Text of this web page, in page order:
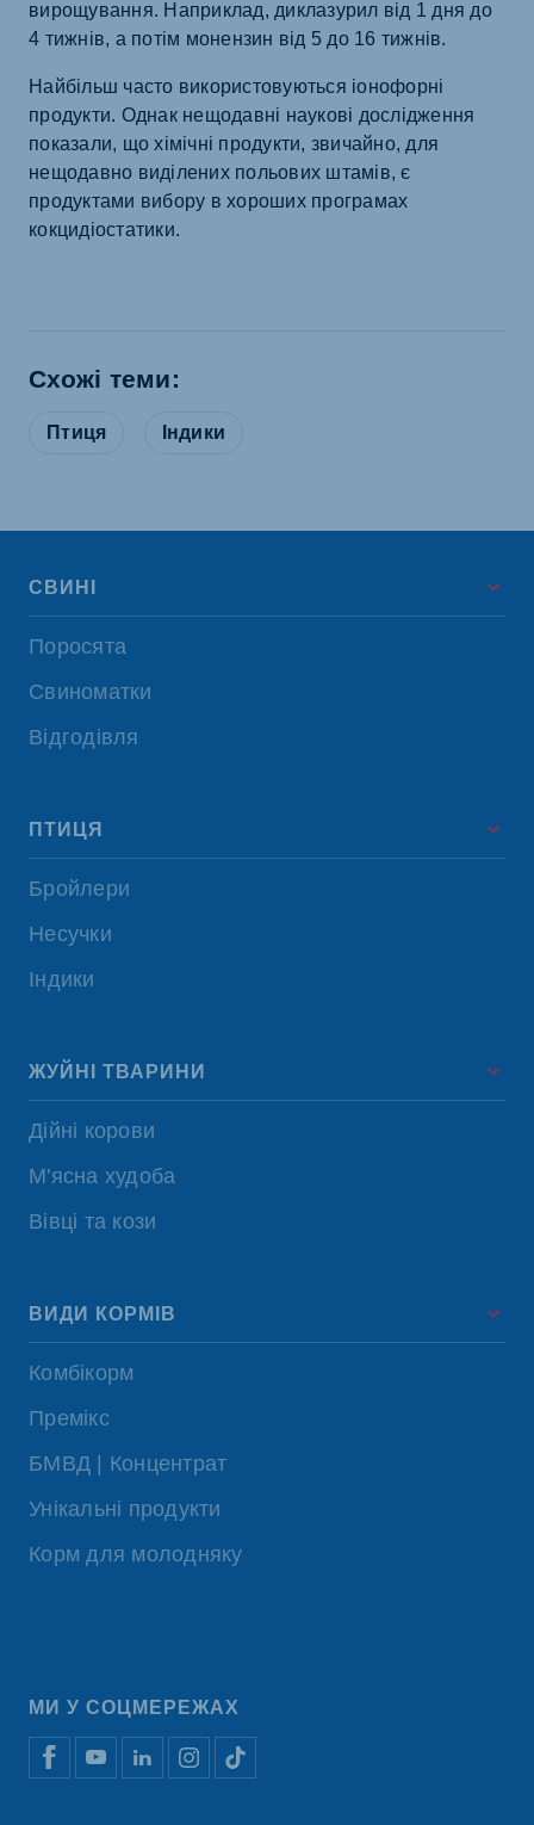
вирощування. Наприклад, диклазурил від 1 дня до
4 тижнів, а потім монензин від 5 до 16 тижнів.
Найбільш часто використовуються іонофорні
продукти. Однак нещодавні наукові дослідження
показали, що хімічні продукти, звичайно, для
нещодавно виділених польових штамів, є
продуктами вибору в хороших програмах
кокцидіостатики.
Схожі теми:
Птиця Індики
СВИНІ
Поросята
Свиноматки
Відгодівля
ПТИЦЯ
Бройлери
Несучки
Індики
ЖУЙНІ ТВАРИНИ
Дійні корови
М'ясна худоба
Вівці та кози
ВИДИ КОРМІВ
Комбікорм
Премікс
БМВД | Концентрат
Унікальні продукти
Корм для молодняку
МИ У СОЦМЕРЕЖАХ